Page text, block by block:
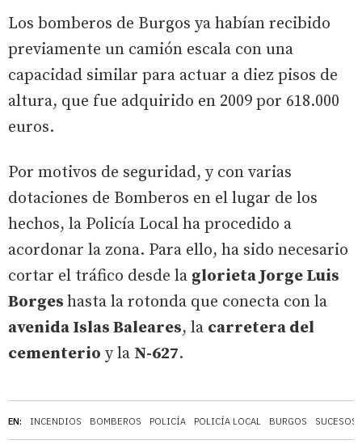
EN: INCENDIOS BOMBEROS POLICÍA POLICÍA LOCAL BURGOS SUCESOS
Los bomberos de Burgos ya habían recibido
previamente un camión escala con una
capacidad similar para actuar a diez pisos de
altura, que fue adquirido en 2009 por 618.000
euros.
Por motivos de seguridad, y con varias
dotaciones de Bomberos en el lugar de los
hechos, la Policía Local ha procedido a
acordonar la zona. Para ello, ha sido necesario
cortar el tráfico desde la glorieta Jorge Luis
Borges hasta la rotonda que conecta con la
avenida Islas Baleares, la carretera del
cementerio y la N-627.